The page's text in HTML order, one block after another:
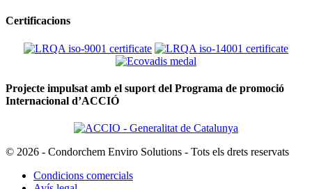
Certificacions
Projecte impulsat amb el suport del Programa de promoció
Internacional d’ACCIÓ
© 2026 - Condorchem Enviro Solutions - Tots els drets reservats
Condicions comercials